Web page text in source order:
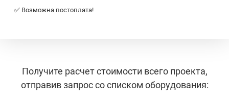
✅ Возможна постоплата!
Получите расчет стоимости всего проекта,
отправив запрос со списком оборудования: